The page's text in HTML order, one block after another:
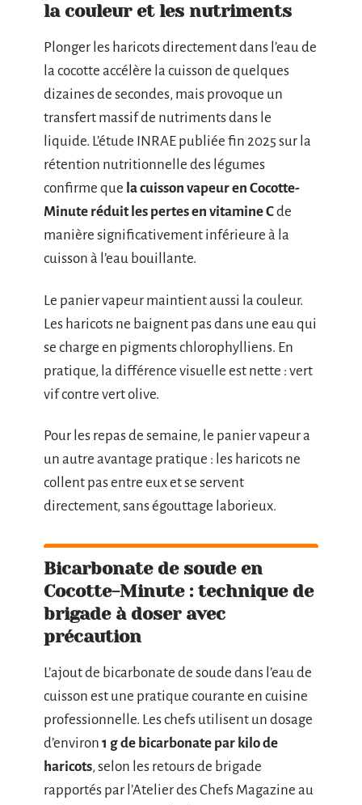
la couleur et les nutriments
Plonger les haricots directement dans l’eau de
la cocotte accélère la cuisson de quelques
dizaines de secondes, mais provoque un
transfert massif de nutriments dans le
liquide. L’étude INRAE publiée fin 2025 sur la
rétention nutritionnelle des légumes
confirme que la cuisson vapeur en Cocotte-
Minute réduit les pertes en vitamine Cde
manière significativement inférieure à la
cuisson à l’eau bouillante.
Le panier vapeur maintient aussi la couleur.
Les haricots ne baignent pas dans une eau qui
se charge en pigments chlorophylliens. En
pratique, la différence visuelle est nette : vert
vif contre vert olive.
Pour les repas de semaine, le panier vapeur a
un autre avantage pratique : les haricots ne
collent pas entre eux et se servent
directement, sans égouttage laborieux.
Bicarbonate de soude en
Cocotte-Minute : technique de
brigade à doser avec
précaution
L’ajout de bicarbonate de soude dans l’eau de
cuisson est une pratique courante en cuisine
professionnelle. Les chefs utilisent un dosage
d’environ 1 g de bicarbonate par kilo de
haricots, selon les retours de brigade
rapportés par l’Atelier des Chefs Magazine au